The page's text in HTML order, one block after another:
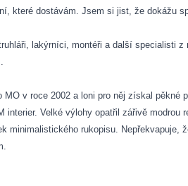
které dostávám. Jsem si jist, že dokážu
lakýrníci, montéři a další specialisti
MO v roce 2002 a loni pro něj získal
Velké výlohy opatřil zářivě modrou
minimalistického rukopisu. Nepřekvapuje,